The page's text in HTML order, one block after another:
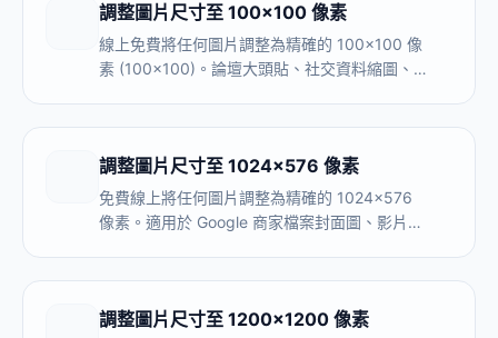
調整圖片尺寸至 100×100 像素
線上免費將任何圖片調整為精確的 100×100 像
素 (100x100)。論壇大頭貼、社交資料縮圖、留
調整圖片尺寸至 1024×576 像素
免費線上將任何圖片調整為精確的 1024×576
像素。適用於 Google 商家檔案封面圖、影片縮
調整圖片尺寸至 1200×1200 像素